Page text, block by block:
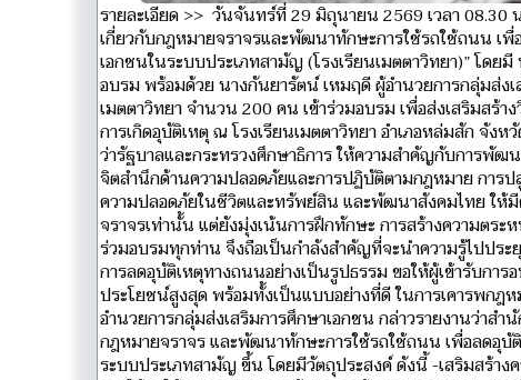
รายละเอียด >> วันจันทร์ที่ 29 มิถุนายน 2569 เวลา 08.30
เกี่ยวกับกฎหมายจราจรและพัฒนาทักษะการใช้รถใช้ถนน
เอกชนในระบบประเภทสามัญ (โรงเรียนเมตตาวิทยา)” โด
อบรม พร้อมด้วย นางกันยารัตน์ เหมฤดี ผู้อำนวยการกลุ่มส่ง
เมตตาวิทยา จำนวน 200 คน เข้าร่วมอบรม เพื่อส่งเสริมสร้
การเกิดอุบัติเหตุ ณ โรงเรียนเมตตาวิทยา อำเภอหล่มสัก จั
ว่ารัฐบาลและกระทรวงศึกษาธิการ ให้ความสำคัญกับการ
จิตสำนึกด้านความปลอดภัยและการปฏิบัติตามกฎหมาย การ
ความปลอดภัยในชีวิตและทรัพย์สิน และพัฒนาสังคมไทย ให้
จราจรเท่านั้น แต่ยังมุ่งเน้นการฝึกทักษะ การสร้างความตร
ร่วมอบรมทุกท่าน จึงถือเป็นกำลังสำคัญที่จะนำความรู้ไปปร
การลดอุบัติเหตุทางถนนอย่างเป็นรูปธรรม ขอให้ผู้เข้ารับกา
ประโยชน์สูงสุด พร้อมทั้งเป็นแบบอย่างที่ดี ในการเคารพก
อำนวยการกลุ่มส่งเสริมการศึกษาเอกชน กล่าวรายงานว่าส
กฎหมายจราจร และพัฒนาทักษะการใช้รถใช้ถนน เพื่อลดอุ
ระบบประเภทสามัญ ขึ้น โดยมีวัตถุประสงค์ ดังนี้ -เสริมสร้าง